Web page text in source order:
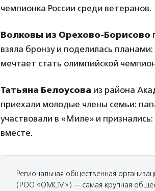
чемпионка России среди ветеранов.
Волковы из Орехово-Борисово
взяла бронзу и поделилась
мечтает стать олимпийской
Татьяна Белоусова из района
приехали молодые члены семьи:
участвовали в «Миле» и
вместе.
Региональная общественная
(РОО «ОМСМ») — самая крупная